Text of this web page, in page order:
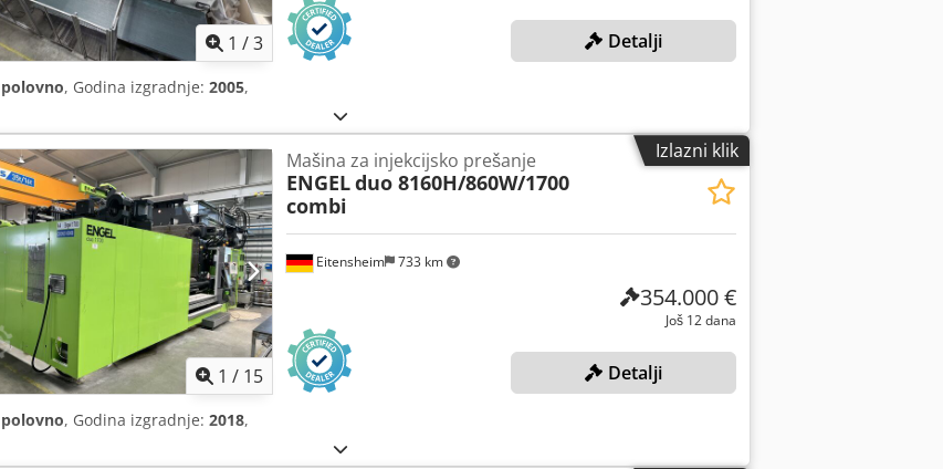
1 /3 Detalji
polovno, Godina izgradnje: 2005,
Izlazni klik
1 / 15
Eitensheim 733 km
Mašina za injekcijsko prešanje
ENGELduo 8160H/860W/1700
combi
354.000 €
Još 12 dana
Detalji
polovno, Godina izgradnje: 2018,